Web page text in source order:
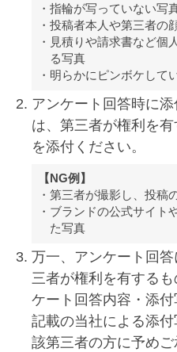
指輪が写っていない写
投稿者本人や第三者の
見積りや請求書など個
る写真
明らかにピンボケして
アンケート回答時に
は、第三者が権利を
を添付ください。
【NG例】
第三者が撮影し、投稿
ブランドの公式サイト
た写真
万一、アンケート回
三者が権利を有する
ケート回答内容・添
記載の当社による添
該第三者の方に予め